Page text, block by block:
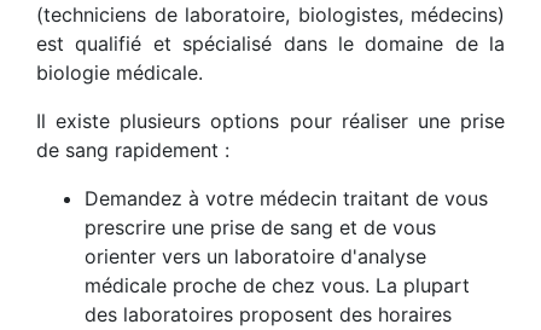
(techniciens de laboratoire, biologistes, médecins)
est qualifié et spécialisé dans le domaine de la
biologie médicale.
Il existe plusieurs options pour réaliser une prise
de sang rapidement :
Demandez à votre médecin traitant de vous
prescrire une prise de sang et de vous
orienter vers un laboratoire d'analyse
médicale proche de chez vous. La plupart
des laboratoires proposent des horaires